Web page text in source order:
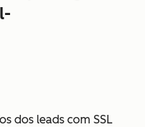
dos leads com SSL